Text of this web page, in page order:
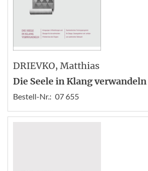
DRIEVKO, Matthias
Die Seele in Klang verwandeln
Bestell-Nr.: 07 655